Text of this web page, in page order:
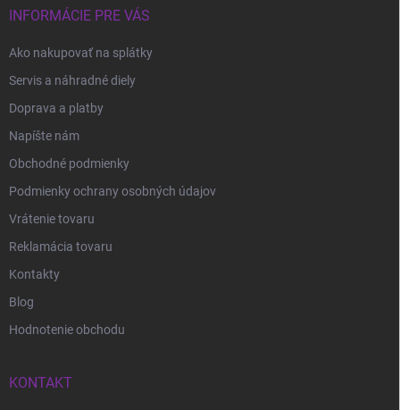
INFORMÁCIE PRE VÁS
Ako nakupovať na splátky
Servis a náhradné diely
Doprava a platby
Napíšte nám
Obchodné podmienky
Podmienky ochrany osobných údajov
Vrátenie tovaru
Reklamácia tovaru
Kontakty
Blog
Hodnotenie obchodu
KONTAKT